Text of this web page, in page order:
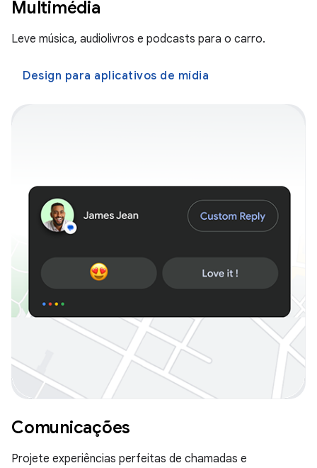
Multimédia
Leve música, audiolivros e podcasts para o carro.
Design para aplicativos de mídia
Comunicações
Projete experiências perfeitas de chamadas e